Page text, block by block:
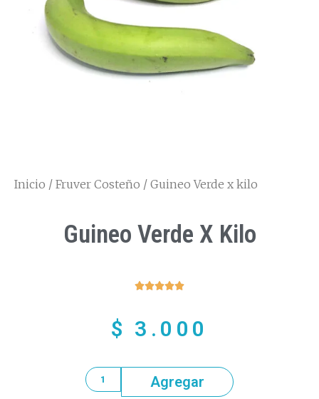
Inicio / Fruver Costeño / Guineo Verde x kilo
Guineo Verde X Kilo

$ 3.000
Agregar